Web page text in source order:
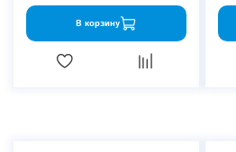
В корзину